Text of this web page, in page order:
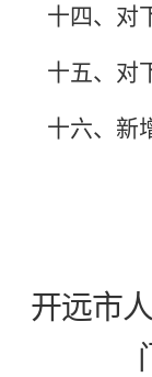
十四、 对
十五、对
十六、新
开远市